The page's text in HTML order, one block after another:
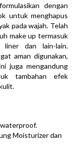
dengan
untuk menghapus
pada wajah. Telah
make up termasuk
dan lain-lain.
aman digunakan,
juga mengandung
tambahan efek
Moisturizer dan